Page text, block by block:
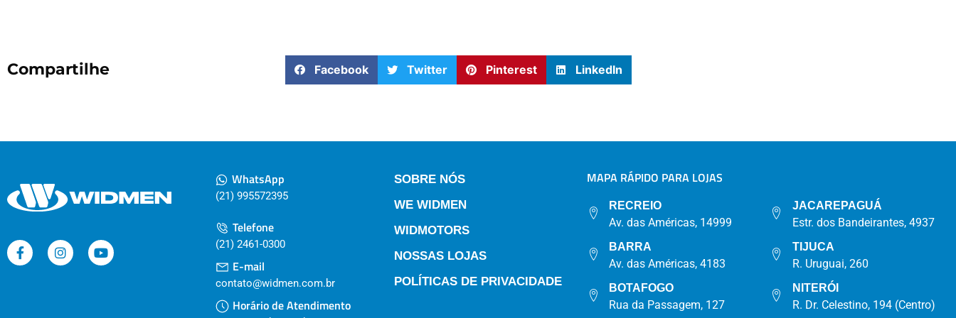
Compartilhe Facebook Twitter Pinterest LinkedIn
WhatsApp
(21) 995572395
Telefone
(21) 2461-0300
E-mail
contato@widmen.com.br
Horário de Atendimento
SOBRE NÓS
WE WIDMEN
WIDMOTORS
NOSSAS LOJAS
POLÍTICAS DE PRIVACIDADE
MAPA RÁPIDO PARA LOJAS
RECREIO
Av. das Américas, 14999
BARRA
Av. das Américas, 4183
BOTAFOGO
Rua da Passagem, 127
JACAREPAGUÁ
Estr. dos Bandeirantes, 4937
TIJUCA
R. Uruguai, 260
NITERÓI
R. Dr. Celestino, 194 (Centro)